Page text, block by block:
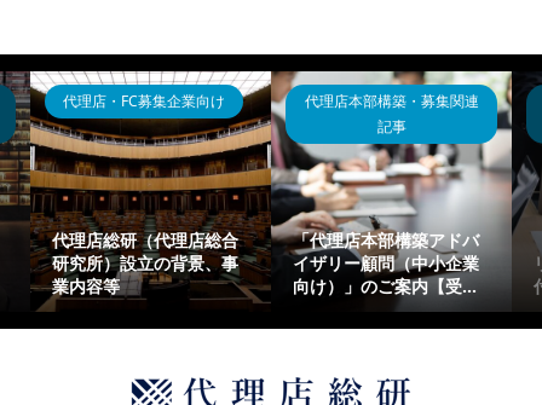
代理店・FC募集企業向け
代理店総研（代理店総合
研究所）設立の背景、事
業内容等
代理店本部構築・募集関連
記事
「代理店本部構築アドバ
イザリー顧問（中小企業
向け）」のご案内【受...